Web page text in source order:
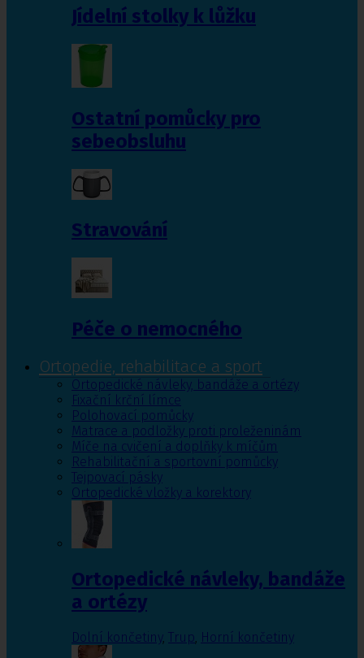
Jídelní stolky k lůžku
Ostatní pomůcky pro
sebeobsluhu
Stravování
Péče o nemocného
Ortopedie, rehabilitace a sport
Ortopedické návleky, bandáže a ortézy
Fixační krční límce
Polohovací pomůcky
Matrace a podložky proti proleženinám
Míče na cvičení a doplňky k míčům
Rehabilitační a sportovní pomůcky
Tejpovací pásky
Ortopedické vložky a korektory
Ortopedické návleky, bandáže
a ortézy
Dolní končetiny, Trup, Horní končetiny